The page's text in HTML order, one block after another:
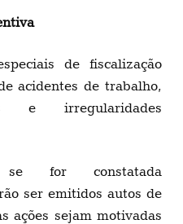
de fiscalização
acidentes de trabalho,
e irregularidades
se for constatada
ser emitidos autos de
ações sejam motivadas